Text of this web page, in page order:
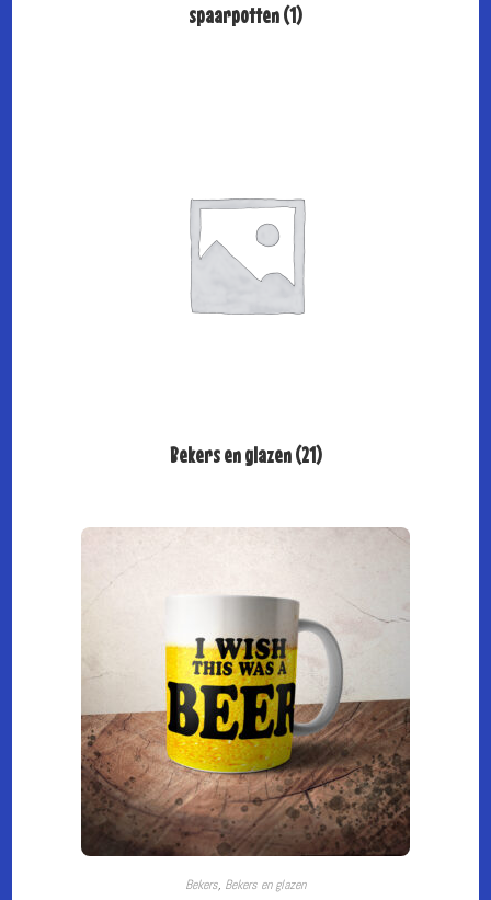
spaarpotten(1)
Bekers en glazen(21)
TOEVOEGEN AAN WINKELWAGEN
Bekers, Bekers en glazen